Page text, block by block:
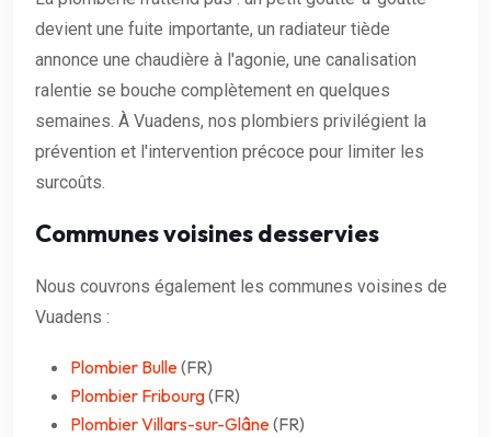
devient une fuite importante, un radiateur tiède
annonce une chaudière à l'agonie, une canalisation
ralentie se bouche complètement en quelques
semaines. À Vuadens, nos plombiers privilégient la
prévention et l'intervention précoce pour limiter les
surcoûts.
Communes voisines desservies
Nous couvrons également les communes voisines de
Vuadens :
Plombier Bulle(FR)
Plombier Fribourg(FR)
Plombier Villars-sur-Glâne(FR)